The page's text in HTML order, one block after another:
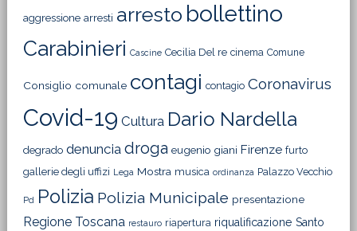
aggressione arresti arresto bollettino
Carabinieri Cascine Cecilia Del re cinema Comune
Consiglio comunale contagi contagio Coronavirus
Covid-19 Cultura Dario Nardella
degrado denuncia droga eugenio giani Firenze furto
gallerie degli uffizi Lega Mostra musica ordinanza Palazzo Vecchio
Pd Polizia Polizia Municipale presentazione
Regione Toscana restauro riapertura riqualificazione Santo